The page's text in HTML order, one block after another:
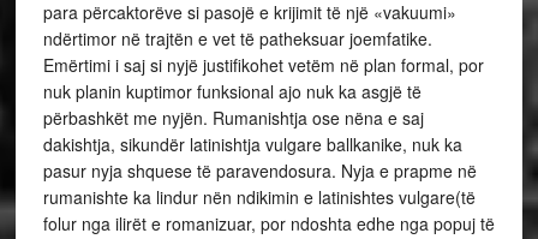
para përcaktorëve si pasojë e krijimit të një «vakuumi»
ndërtimor në trajtën e vet të patheksuar joemfatike.
Emërtimi i saj si nyjë justifikohet vetëm në plan formal, por
nuk planin kuptimor funksional ajo nuk ka asgjë të
përbashkët me nyjën. Rumanishtja ose nëna e saj
dakishtja, sikundër latinishtja vulgare ballkanike, nuk ka
pasur nyja shquese të paravendosura. Nyja e prapme në
rumanishte ka lindur nën ndikimin e latinishtes vulgare(të
folur nga ilirët e romanizuar, por ndoshta edhe nga popuj të